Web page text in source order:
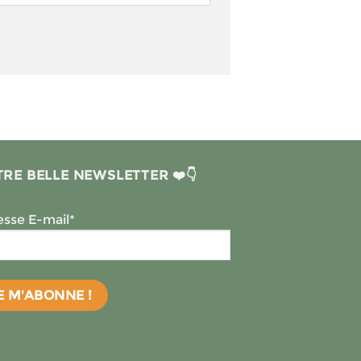
BELLE NEWSLETTER ❤️👇
E-mail*